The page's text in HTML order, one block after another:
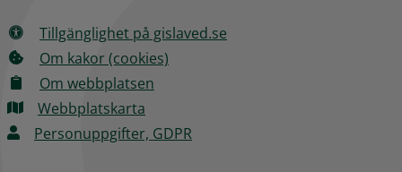
Tillgänglighet på gislaved.se
Om kakor (cookies)
Om webbplatsen
Webbplatskarta
Personuppgifter, GDPR